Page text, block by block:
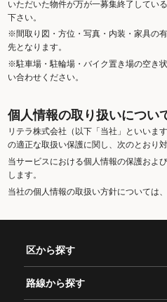
いただいた物件が万が一募集終了してい
下さい。
※間取り図・方位・写真・内装・家具の
先となります。
※駐車場・駐輪場・バイク置き場の空き
い合わせください。
個人情報の取り扱いについ
リテラ株式会社（以下「当社」といいま
の適正な取扱い保護に関し、次のとおり
当サービスにおける個人情報の保護およ
します。
当社の個人情報の取扱い方針については
区から探す
路線から探す